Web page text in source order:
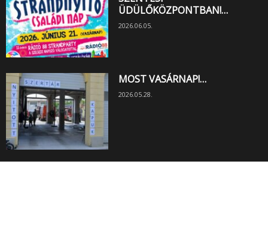
ÜDÜLŐKÖZPONTBAN!…
2026.06.05.
MOST VASÁRNAP!…
2026.05.28.